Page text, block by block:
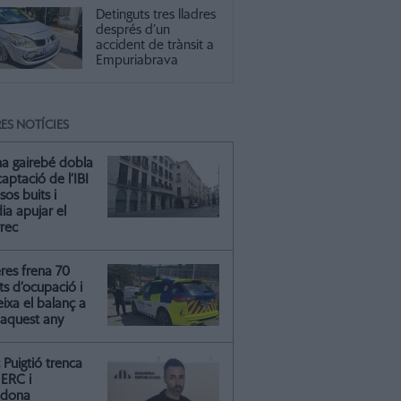
Anglada serà el pregoner (arxiu)
Detinguts tres lladres
després d’un
accident de trànsit a
Empuriabrava
NOTÍCIES
gairebé dobla
de l’IBI
buits i
apujar el
frena 70
d’ocupació i
el balanç a
any
Puigtió trenca
i